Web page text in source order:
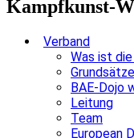
Kampfkunst-
Verband
Was ist die
Grundsätze
BAE-Dojo
Leitung
Team
European